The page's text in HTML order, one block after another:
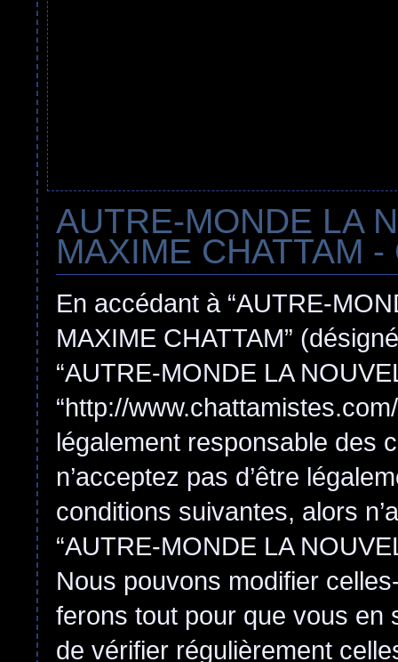
AUTRE-MONDE LA
MAXIME CHATTAM
En accédant à “AUTRE-
MAXIME CHATTAM”
“AUTRE-MONDE LA
“http://
légalement responsable des
n’acceptez pas d’être
conditions suivantes, alors
“AUTRE-MONDE LA
Nous pouvons modifier
ferons tout pour que vous en
de vérifier régulièrement